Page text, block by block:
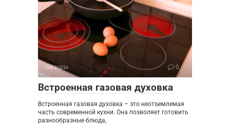
Обзоры 0
Встроенная газовая духовка
Встроенная газовая духовка – это неотъемлемая
часть современной кухни. Она позволяет готовить
разнообразные блюда,